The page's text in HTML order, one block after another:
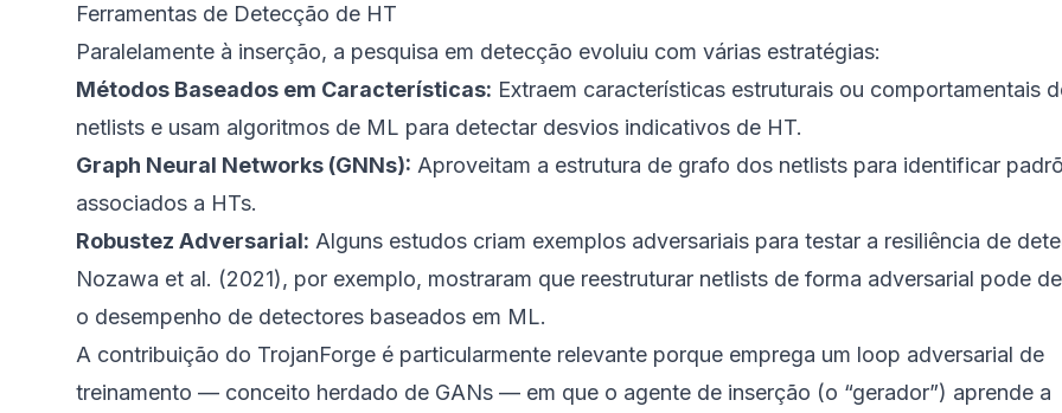
Ferramentas de Detecção de HT
Paralelamente à inserção, a pesquisa em detecção evoluiu com várias estratégias:
Métodos Baseados em Características: Extraem características estruturais ou comportamentais
netlists e usam algoritmos de ML para detectar desvios indicativos de HT.
Graph Neural Networks (GNNs): Aproveitam a estrutura de grafo dos netlists para identificar
associados a HTs.
Robustez Adversarial: Alguns estudos criam exemplos adversariais para testar a resiliência de
Nozawa et al. (2021), por exemplo, mostraram que reestruturar netlists de forma adversarial pode
o desempenho de detectores baseados em ML.
A contribuição do TrojanForge é particularmente relevante porque emprega um loop adversarial de
treinamento — conceito herdado de GANs — em que o agente de inserção (o “gerador”) aprende a